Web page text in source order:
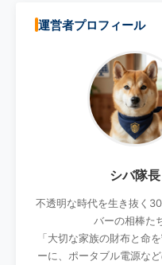
運営者プロフィール
シバ隊長
不透明な時代を生き抜く
バーの相棒た
「大切な家族の財布と命
ーに、ポータブル電源な